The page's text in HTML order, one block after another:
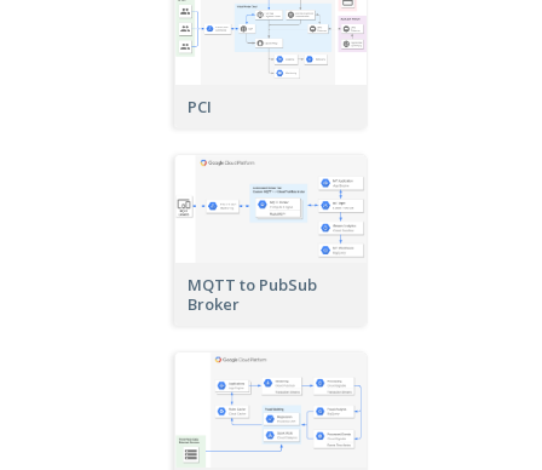
PCI
MQTT to PubSub
Broker